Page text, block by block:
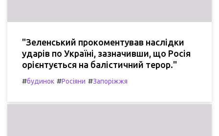
"Зеленський прокоментував наслідки
ударів по Україні, зазначивши, що Росія
орієнтується на балістичний терор."
#будинок #Росіяни #Запоріжжя